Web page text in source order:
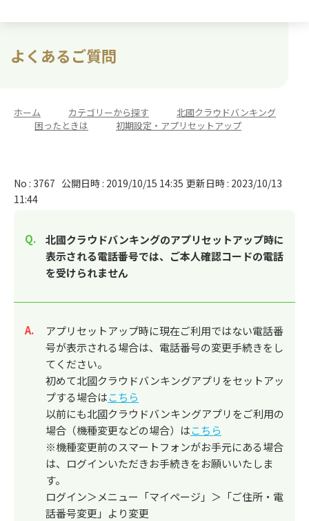
よくあるご質問
ホーム カテゴリーから探す
北國クラウドバンキング
困ったときは 初期設定・アプリセットアップ
No : 3767 公開日時 : 2019/10/15 14:35 更新日時 : 2023/10/13
11:44
北國クラウドバンキングのアプリセットアップ時に
表示される電話番号では、ご本人確認コードの電話
を受けられません
回答
アプリセットアップ時に現在ご利用ではない電話番
号が表示される場合は、電話番号の変更手続きをし
てください。
初めて北國クラウドバンキングアプリをセットアッ
プする場合はこちら
以前にも北國クラウドバンキングアプリをご利用の
場合（機種変更などの場合）はこちら
※機種変更前のスマートフォンがお手元にある場合
は、ログインいただきお手続きをお願いいたしま
す。
ログイン＞メニュー「マイページ」＞「ご住所・電
話番号変更」より変更